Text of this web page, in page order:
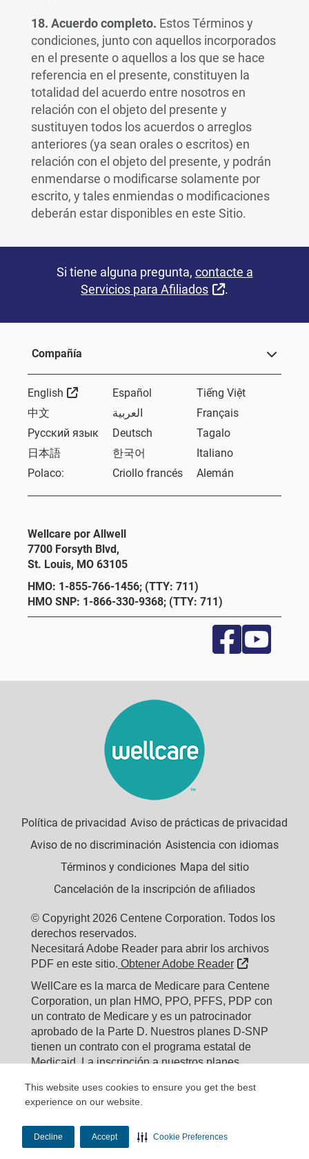
This website uses cookies to ensure you get the best
experience on our website.
Decline Accept Cookie Preferences
18. Acuerdo completo. Estos Términos y
condiciones, junto con aquellos incorporados
en el presente o aquellos a los que se hace
referencia en el presente, constituyen la
totalidad del acuerdo entre nosotros en
relación con el objeto del presente y
sustituyen todos los acuerdos o arreglos
anteriores (ya sean orales o escritos) en
relación con el objeto del presente, y podrán
enmendarse o modificarse solamente por
escrito, y tales enmiendas o modificaciones
deberán estar disponibles en este Sitio.
Si tiene alguna pregunta, contacte a
Servicios para Afiliados
External Link
.
Compañía
English External Link
Español
Tiếng Việt
中文
العربية
Français
Русский язык
Deutsch
Tagalo
日本語
한국어
Italiano
Polaco:
Criollo francés Alemán
Wellcare por Allwell
7700 Forsyth Blvd,
St. Louis, MO 63105
HMO: 1-855-766-1456; (TTY: 711)
HMO SNP: 1-866-330-9368; (TTY: 711)
Política de privacidad Aviso de prácticas de privacidad
Aviso de no discriminación Asistencia con idiomas
Términos y condiciones Mapa del sitio
Cancelación de la inscripción de afiliados
© Copyright 2026 Centene Corporation. Todos los
derechos reservados.
Necesitará Adobe Reader para abrir los archivos
PDF en este sitio. Obtener Adobe Reader
External
WellCare es la marca de Medicare para Centene
Corporation, un plan HMO, PPO, PFFS, PDP con
un contrato de Medicare y es un patrocinador
aprobado de la Parte D. Nuestros planes D-SNP
tienen un contrato con el programa estatal de
Medicaid. La inscripción a nuestros planes
Expand information...
Identificación del
material: Y0020_22_WEBALLWELL_M_2023